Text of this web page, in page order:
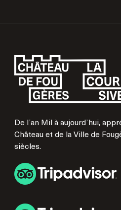
De l’an Mil à aujourd’hui,
Château et de la Ville de
siècles.